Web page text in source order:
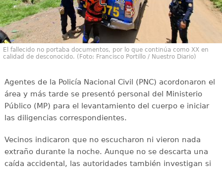
El fallecido no portaba documentos, por lo que continúa como XX en
calidad de desconocido. (Foto: Francisco Portillo / Nuestro Diario)
Agentes de la Policía Nacional Civil (PNC) acordonaron el
área y más tarde se presentó personal del Ministerio
Público (MP) para el levantamiento del cuerpo e iniciar
las diligencias correspondientes.
Vecinos indicaron que no escucharon ni vieron nada
extraño durante la noche. Aunque no se descarta una
caída accidental, las autoridades también investigan si